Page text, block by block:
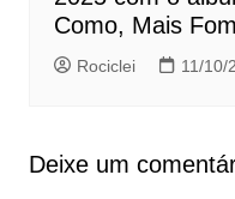
Como, Mais
Rociclei 11/10/
Deixe um